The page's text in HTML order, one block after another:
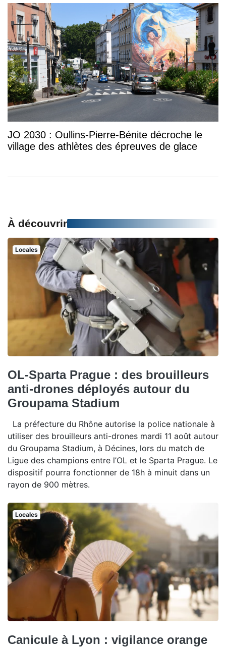
JO 2030 : Oullins-Pierre-Bénite décroche le
village des athlètes des épreuves de glace
À découvrir
Locales
OL-Sparta Prague : des brouilleurs
anti-drones déployés autour du
Groupama Stadium
La préfecture du Rhône autorise la police nationale à
utiliser des brouilleurs anti-drones mardi 11 août autour
du Groupama Stadium, à Décines, lors du match de
Ligue des champions entre l’OL et le Sparta Prague. Le
dispositif pourra fonctionner de 18h à minuit dans un
rayon de 900 mètres.
Locales
Canicule à Lyon : vigilance orange